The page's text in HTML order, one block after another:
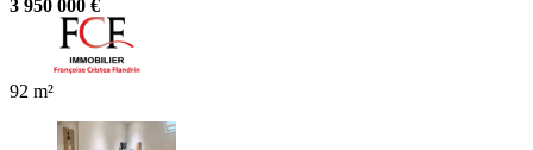
3 950 000 €
92 m²